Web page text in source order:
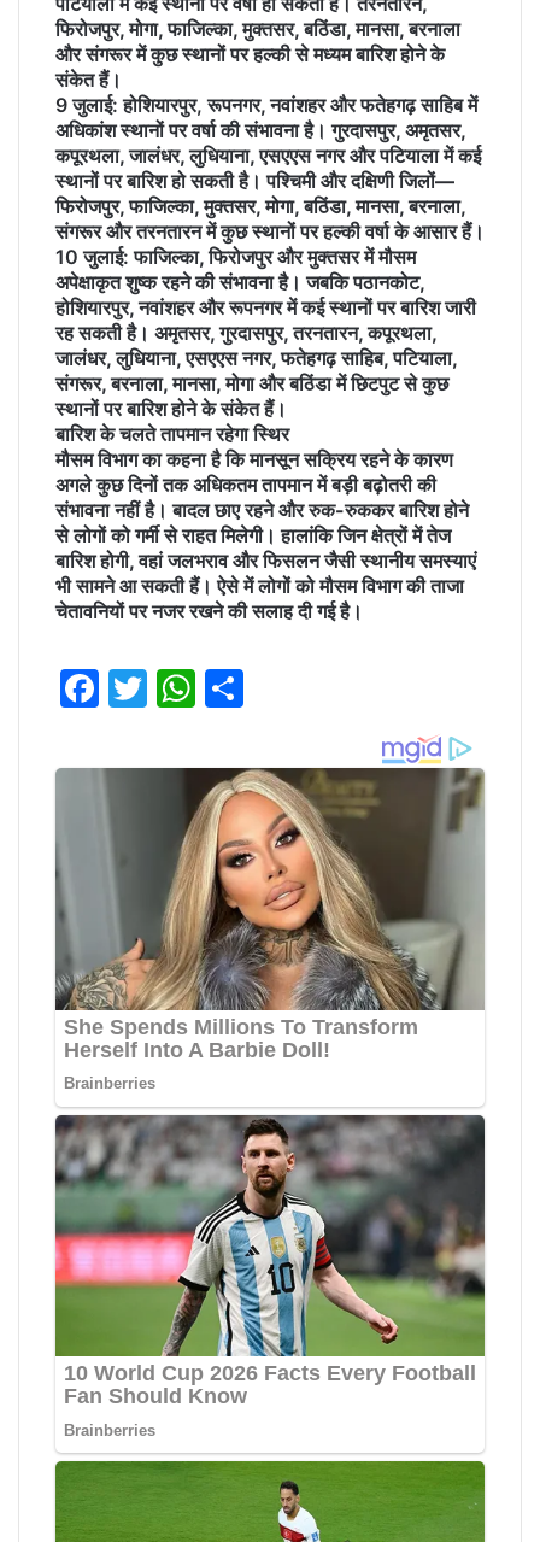
फिरोजपुर, मोगा, फाजिल्का, मुक्तसर, बठिंडा, मानसा, बरनाला
और संगरूर में कुछ स्थानों पर हल्की से मध्यम बारिश होने के
संकेत हैं।
9 जुलाई: होशियारपुर, रूपनगर, नवांशहर और फतेहगढ़ साहिब में
अधिकांश स्थानों पर वर्षा की संभावना है। गुरदासपुर, अमृतसर,
कपूरथला, जालंधर, लुधियाना, एसएएस नगर और पटियाला में कई
स्थानों पर बारिश हो सकती है। पश्चिमी और दक्षिणी जिलों—
फिरोजपुर, फाजिल्का, मुक्तसर, मोगा, बठिंडा, मानसा, बरनाला,
संगरूर और तरनतारन में कुछ स्थानों पर हल्की वर्षा के आसार हैं।
10 जुलाई: फाजिल्का, फिरोजपुर और मुक्तसर में मौसम
अपेक्षाकृत शुष्क रहने की संभावना है। जबकि पठानकोट,
होशियारपुर, नवांशहर और रूपनगर में कई स्थानों पर बारिश जारी
रह सकती है। अमृतसर, गुरदासपुर, तरनतारन, कपूरथला,
जालंधर, लुधियाना, एसएएस नगर, फतेहगढ़ साहिब, पटियाला,
संगरूर, बरनाला, मानसा, मोगा और बठिंडा में छिटपुट से कुछ
स्थानों पर बारिश होने के संकेत हैं।
बारिश के चलते तापमान रहेगा स्थिर
मौसम विभाग का कहना है कि मानसून सक्रिय रहने के कारण
अगले कुछ दिनों तक अधिकतम तापमान में बड़ी बढ़ोतरी की
संभावना नहीं है। बादल छाए रहने और रुक-रुककर बारिश होने
से लोगों को गर्मी से राहत मिलेगी। हालांकि जिन क्षेत्रों में तेज
बारिश होगी, वहां जलभराव और फिसलन जैसी स्थानीय समस्याएं
भी सामने आ सकती हैं। ऐसे में लोगों को मौसम विभाग की ताजा
चेतावनियों पर नजर रखने की सलाह दी गई है।
F
c
e
o
k
T
it
W
at
s
A
p
p
ar
e